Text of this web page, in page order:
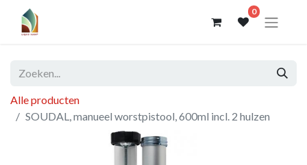
0
Alle producten
SOUDAL, manueel worstpistool, 600ml incl. 2 hulzen